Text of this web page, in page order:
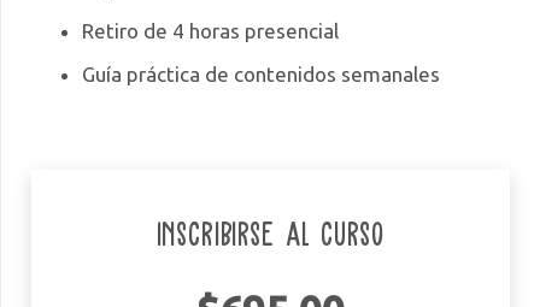
Retiro de 4 horas presencial
Guía práctica de contenidos semanales
Inscribirse al curso